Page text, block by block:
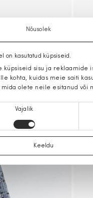
Nõusolek
on kasutatud küpsiseid.
küpsiseid sisu ja reklaamide
kohta, kuidas meie saiti
olete neile esitanud või
Vajalik
Keeldu